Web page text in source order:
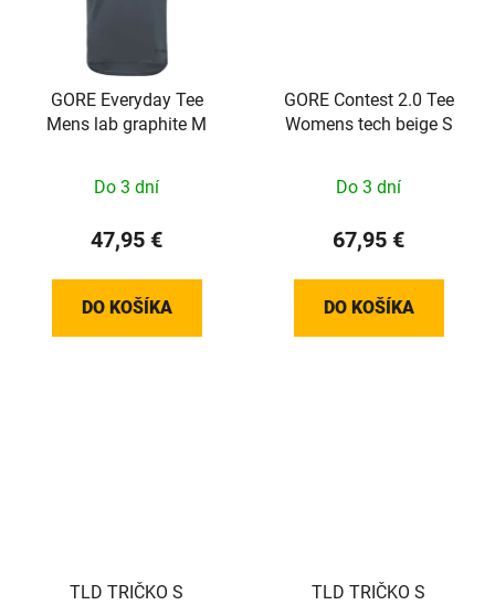
GORE Everyday Tee
Mens lab graphite M
Do 3 dní
47,95 €
DO KOŠÍKA
GORE Contest 2.0 Tee
Womens tech beige S
Do 3 dní
67,95 €
DO KOŠÍKA
TLD TRIČKO S
TLD TRIČKO S